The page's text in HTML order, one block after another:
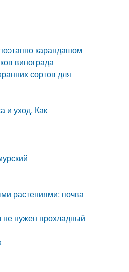
карандашом
винограда
сортов для
и уход. Как
растениями: почва
не нужен прохладный